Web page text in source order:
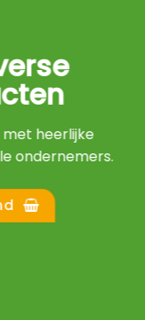
met heerlijke
ondernemers.